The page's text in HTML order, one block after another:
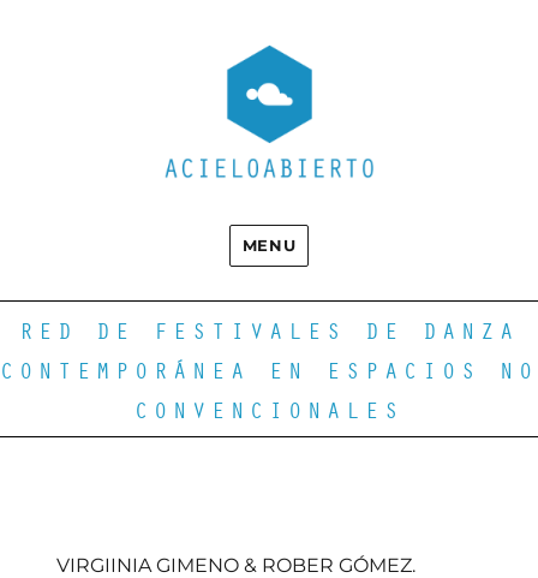
MENU
RED DE FESTIVALES DE DANZA
CONTEMPORÁNEA EN ESPACIOS NO
CONVENCIONALES
VIRGIINIA GIMENO & ROBER GÓMEZ.